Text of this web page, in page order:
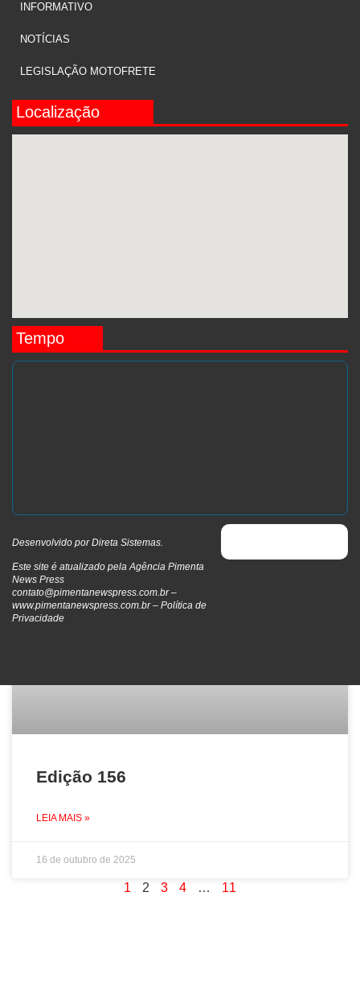
Edição 158
LEIA MAIS »
Edição 156
LEIA MAIS »
16 de outubro de 2025
1 2 3 4 … 11
INFORMATIVO
NOTÍCIAS
LEGISLAÇÃO MOTOFRETE
Localização
Tempo
Desenvolvido porDireta Sistemas.
Este site é atualizado pela Agência Pimenta
News Press
contato@pimentanewspress.com.br–
www.pimentanewspress.com.br – Política de
Privacidade